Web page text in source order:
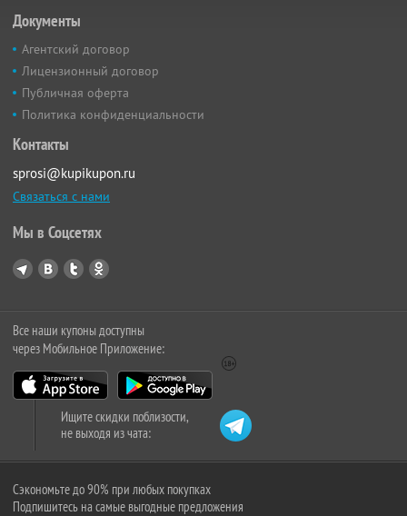
Документы
Агентский договор
Лицензионный договор
Публичная оферта
Политика конфиденциальности
Контакты
sprosi@kupikupon.ru
Связаться с нами
Мы в Соцсетях
Все наши купоны доступны
через Мобильное Приложение:
Ищите скидки поблизости,
не выходя из чата:
Сэкономьте до 90% при любых покупках
Подпишитесь на самые выгодные предложения